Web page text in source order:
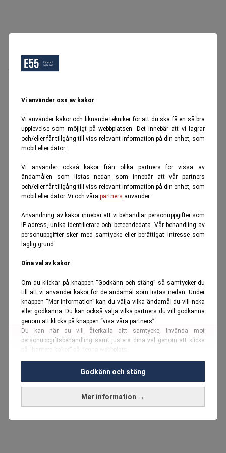
Vi använder oss av kakor
Vi använder kakor och liknande tekniker för att du ska få en så bra
upplevelse som möjligt på webbplatsen. Det innebär att vi lagrar
och/eller får tillgång till viss relevant information på din enhet, som
mobil eller dator.
Vi använder också kakor från olika partners för vissa av
ändamålen som listas nedan som innebär att vår partners
och/eller får tillgång till viss relevant information på din enhet, som
mobil eller dator. Vi och våra partners använder.
Användning av kakor innebär att vi behandlar personuppgifter som
IP-adress, unika identifierare och beteendedata. Vår behandling av
personuppgifter sker med samtycke eller berättigat intresse som
laglig grund.
Dina val av kakor
Om du klickar på knappen “Godkänn och stäng” så samtycker du
till att vi använder kakor för de ändamål som listas nedan. Under
knappen “Mer information” kan du välja vilka ändamål du vill neka
eller godkänna. Du kan också välja vilka partners du vill godkänna
genom att klicka på knappen “visa våra partners”.
Du kan när du vill återkalla ditt samtycke, invända mot
personuppgiftsbehandling samt justera dina val genom att klicka
på “hantera kakor” på denna webbplats.
Du kan fördjupa dig ytterligare i vårcookie-policy
Vi använder kakor och personuppgifter för dessa syften:
Nödvändiga cookies och liknande tekniker, anpassning av
Mer information →
Godkänn och stäng
Oops, Ett fel inträffade.